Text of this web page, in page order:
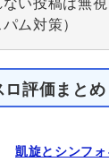
ない投稿は無
ム対策）
ロ評価まとめ
凱旋とシンフ